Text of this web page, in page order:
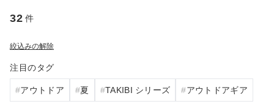
32 件
絞込みの解除
注目のタグ
アウトドア 夏 TAKIBI シリーズ アウトドアギア